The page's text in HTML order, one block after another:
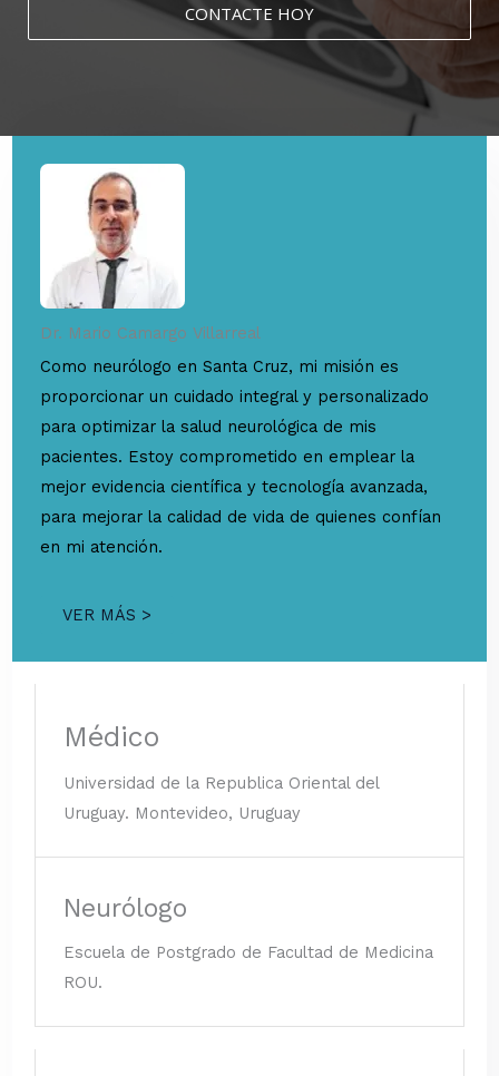
CONTACTE HOY
Dr. Mario Camargo Villarreal
Como neurólogo en Santa Cruz, mi misión es
proporcionar un cuidado integral y personalizado
para optimizar la salud neurológica de mis
pacientes. Estoy comprometido en emplear la
mejor evidencia científica y tecnología avanzada,
para mejorar la calidad de vida de quienes confían
en mi atención.
VER MÁS >
Médico
Universidad de la Republica Oriental del
Uruguay. Montevideo, Uruguay
Neurólogo
Escuela de Postgrado de Facultad de Medicina
ROU.